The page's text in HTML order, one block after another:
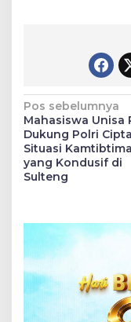
Navigasi
pos
Pos sebelumnya
Mahasiswa Unisa
Dukung Polri
Situasi
yang Kondusif di
Sulteng